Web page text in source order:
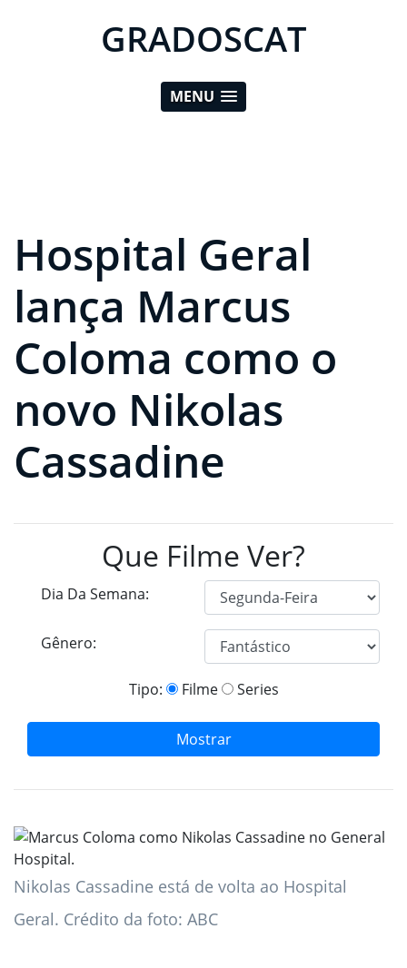
GRADOSCAT
MENU
Hospital Geral
lança Marcus
Coloma como o
novo Nikolas
Cassadine
Que Filme Ver?
Dia Da Semana:
Gênero:
Tipo: Filme Series
Mostrar
Nikolas Cassadine está de volta ao Hospital
Geral. Crédito da foto: ABC